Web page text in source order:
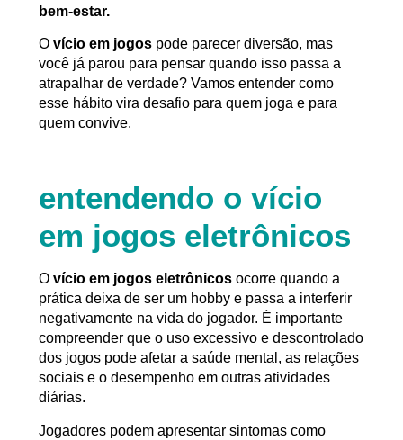
bem-estar.
O vício em jogospode parecer diversão, mas
você já parou para pensar quando isso passa a
atrapalhar de verdade? Vamos entender como
esse hábito vira desafio para quem joga e para
quem convive.
entendendo o vício
em jogos eletrônicos
O vício em jogos eletrônicosocorre quando a
prática deixa de ser um hobby e passa a interferir
negativamente na vida do jogador. É importante
compreender que o uso excessivo e descontrolado
dos jogos pode afetar a saúde mental, as relações
sociais e o desempenho em outras atividades
diárias.
Jogadores podem apresentar sintomas como